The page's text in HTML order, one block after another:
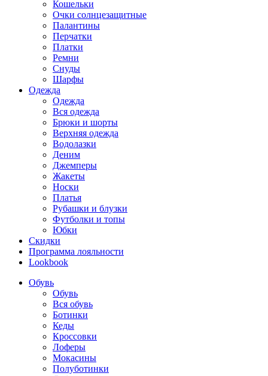
Кошельки
Очки солнцезащитные
Палантины
Перчатки
Платки
Ремни
Снуды
Шарфы
Одежда
Одежда
Вся одежда
Брюки и шорты
Верхняя одежда
Водолазки
Деним
Джемперы
Жакеты
Носки
Платья
Рубашки и блузки
Футболки и топы
Юбки
Скидки
Программа лояльности
Lookbook
Обувь
Обувь
Вся обувь
Ботинки
Кеды
Кроссовки
Лоферы
Мокасины
Полуботинки